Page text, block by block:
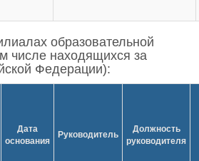
образовательной
числе находящихся за
Федерации):
Дата
основания
Руководитель
Должность
руководителя